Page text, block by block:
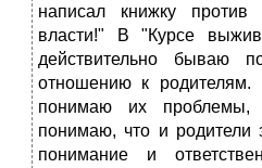
написал книжку
власти!" В "Курсе
действительно бываю
отношению к родителям.
понимаю их
понимаю, что и родители
понимание и